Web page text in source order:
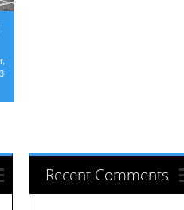
Recent Comments